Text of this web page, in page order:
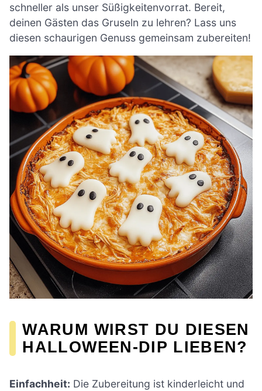
schneller als unser Süßigkeitenvorrat. Bereit,
deinen Gästen das Gruseln zu lehren? Lass uns
diesen schaurigen Genuss gemeinsam zubereiten!
WARUM WIRST DU DIESEN
HALLOWEEN-DIP LIEBEN?
Einfachheit: Die Zubereitung ist kinderleicht und